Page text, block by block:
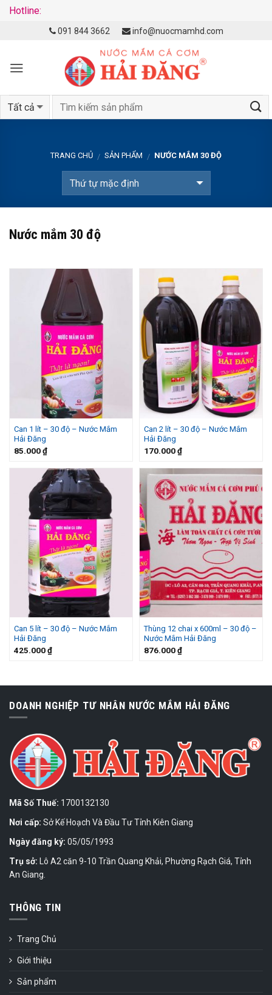
Hotline:
091 844 3662 info@nuocmamhd.com
TRANG CHỦ / SẢN PHẨM / NƯỚC MẮM 30 ĐỘ
Nước mắm 30 độ
Can 1 lít – 30 độ – Nước Mắm
Hải Đăng
85.000₫
Can 2 lít – 30 độ – Nước Mắm
Hải Đăng
170.000₫
Can 5 lít – 30 độ – Nước Mắm
Hải Đăng
425.000₫
Thùng 12 chai x 600ml – 30 độ –
Nước Mắm Hải Đăng
876.000₫
DOANH NGHIỆP TƯ NHÂN NƯỚC MẮM HẢI ĐĂNG
Mã Số Thuế: 1700132130
Nơi cấp: Sở Kế Hoạch Và Đầu Tư Tỉnh Kiên Giang
Ngày đăng ký: 05/05/1993
Trụ sở: Lô A2 căn 9-10 Trần Quang Khải, Phường Rạch Giá, Tỉnh
An Giang.
THÔNG TIN
Trang Chủ
Giới thiệu
Sản phẩm